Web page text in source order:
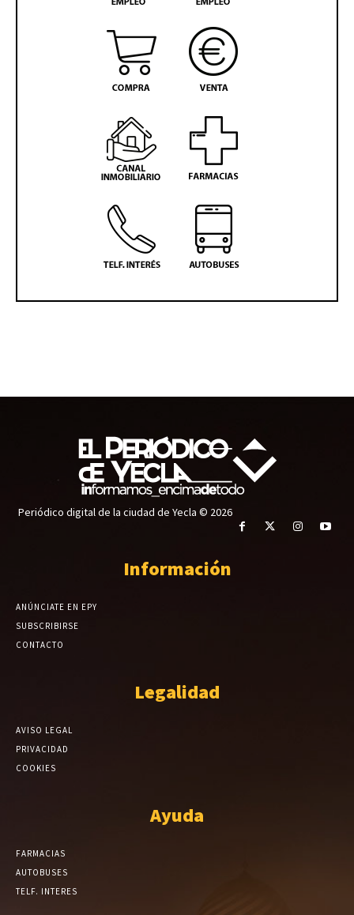
Periódico digital de la ciudad de Yecla © 2026
Información
ANÚNCIATE EN EPY
SUBSCRIBIRSE
CONTACTO
Legalidad
AVISO LEGAL
PRIVACIDAD
COOKIES
Ayuda
FARMACIAS
AUTOBUSES
TELF. INTERES